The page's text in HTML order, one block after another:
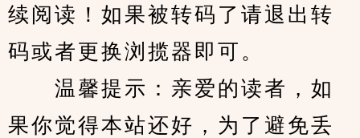
续阅读！如果被转码了请退出转
码或者更换浏揽器即可。
温馨提示：亲爱的读者，如
果你觉得本站还好，为了避免丢